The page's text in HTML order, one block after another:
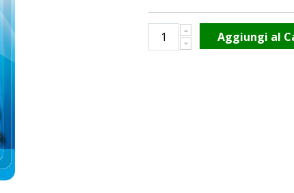
Aggiungi al